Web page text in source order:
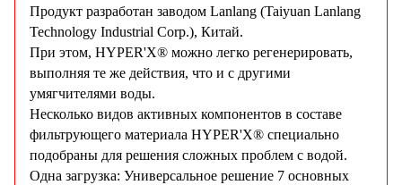
Продукт разработан заводом Lanlang (Taiyuan Lanlang
Technology Industrial Corp.), Китай.
При этом, HYPER'X® можно легко регенерировать,
выполняя те же действия, что и с другими
умягчителями воды.
Несколько видов активных компонентов в составе
фильтрующего материала HYPER'X® специально
подобраны для решения сложных проблем с водой.
Одна загрузка: Универсальное решение 7 основных